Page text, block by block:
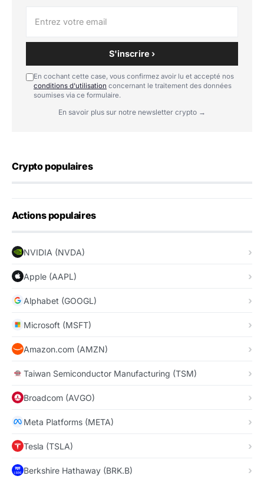
S'inscrire ›
En cochant cette case, vous confirmez avoir lu et accepté nos
conditions d'utilisation concernant le traitement des données
soumises via ce formulaire.
En savoir plus sur notre newsletter crypto →
Crypto populaires
Actions populaires
NVIDIA (NVDA)
Apple (AAPL)
Alphabet (GOOGL)
Microsoft (MSFT)
Amazon.com (AMZN)
Taiwan Semiconductor Manufacturing (TSM)
Broadcom (AVGO)
Meta Platforms (META)
Tesla (TSLA)
Berkshire Hathaway (BRK.B)